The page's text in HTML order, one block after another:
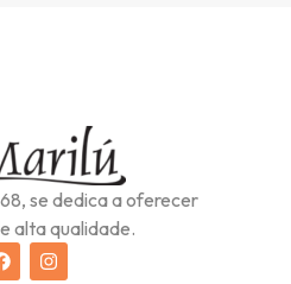
se dedica a oferecer
alta qualidade.